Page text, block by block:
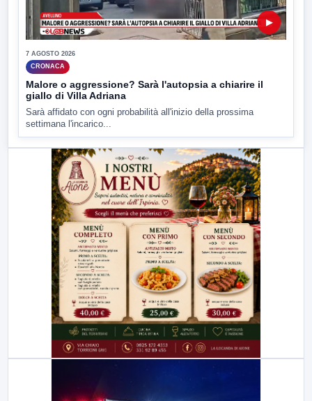
▶
7 AGOSTO 2026
CRONACA
Malore o aggressione? Sarà l'autopsia a chiarire il
giallo di Villa Adriana
Sarà affidato con ogni probabilità all'inizio della prossima
settimana l'incarico...